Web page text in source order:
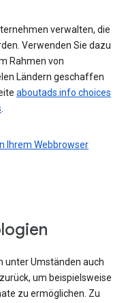
verwalten, die
Verwenden Sie dazu
Rahmen von
Ländern geschaffen
aboutads.info choices
.
Ihrem Webbrowser
unter Umständen auch
um beispielsweise
zu ermöglichen. Zu